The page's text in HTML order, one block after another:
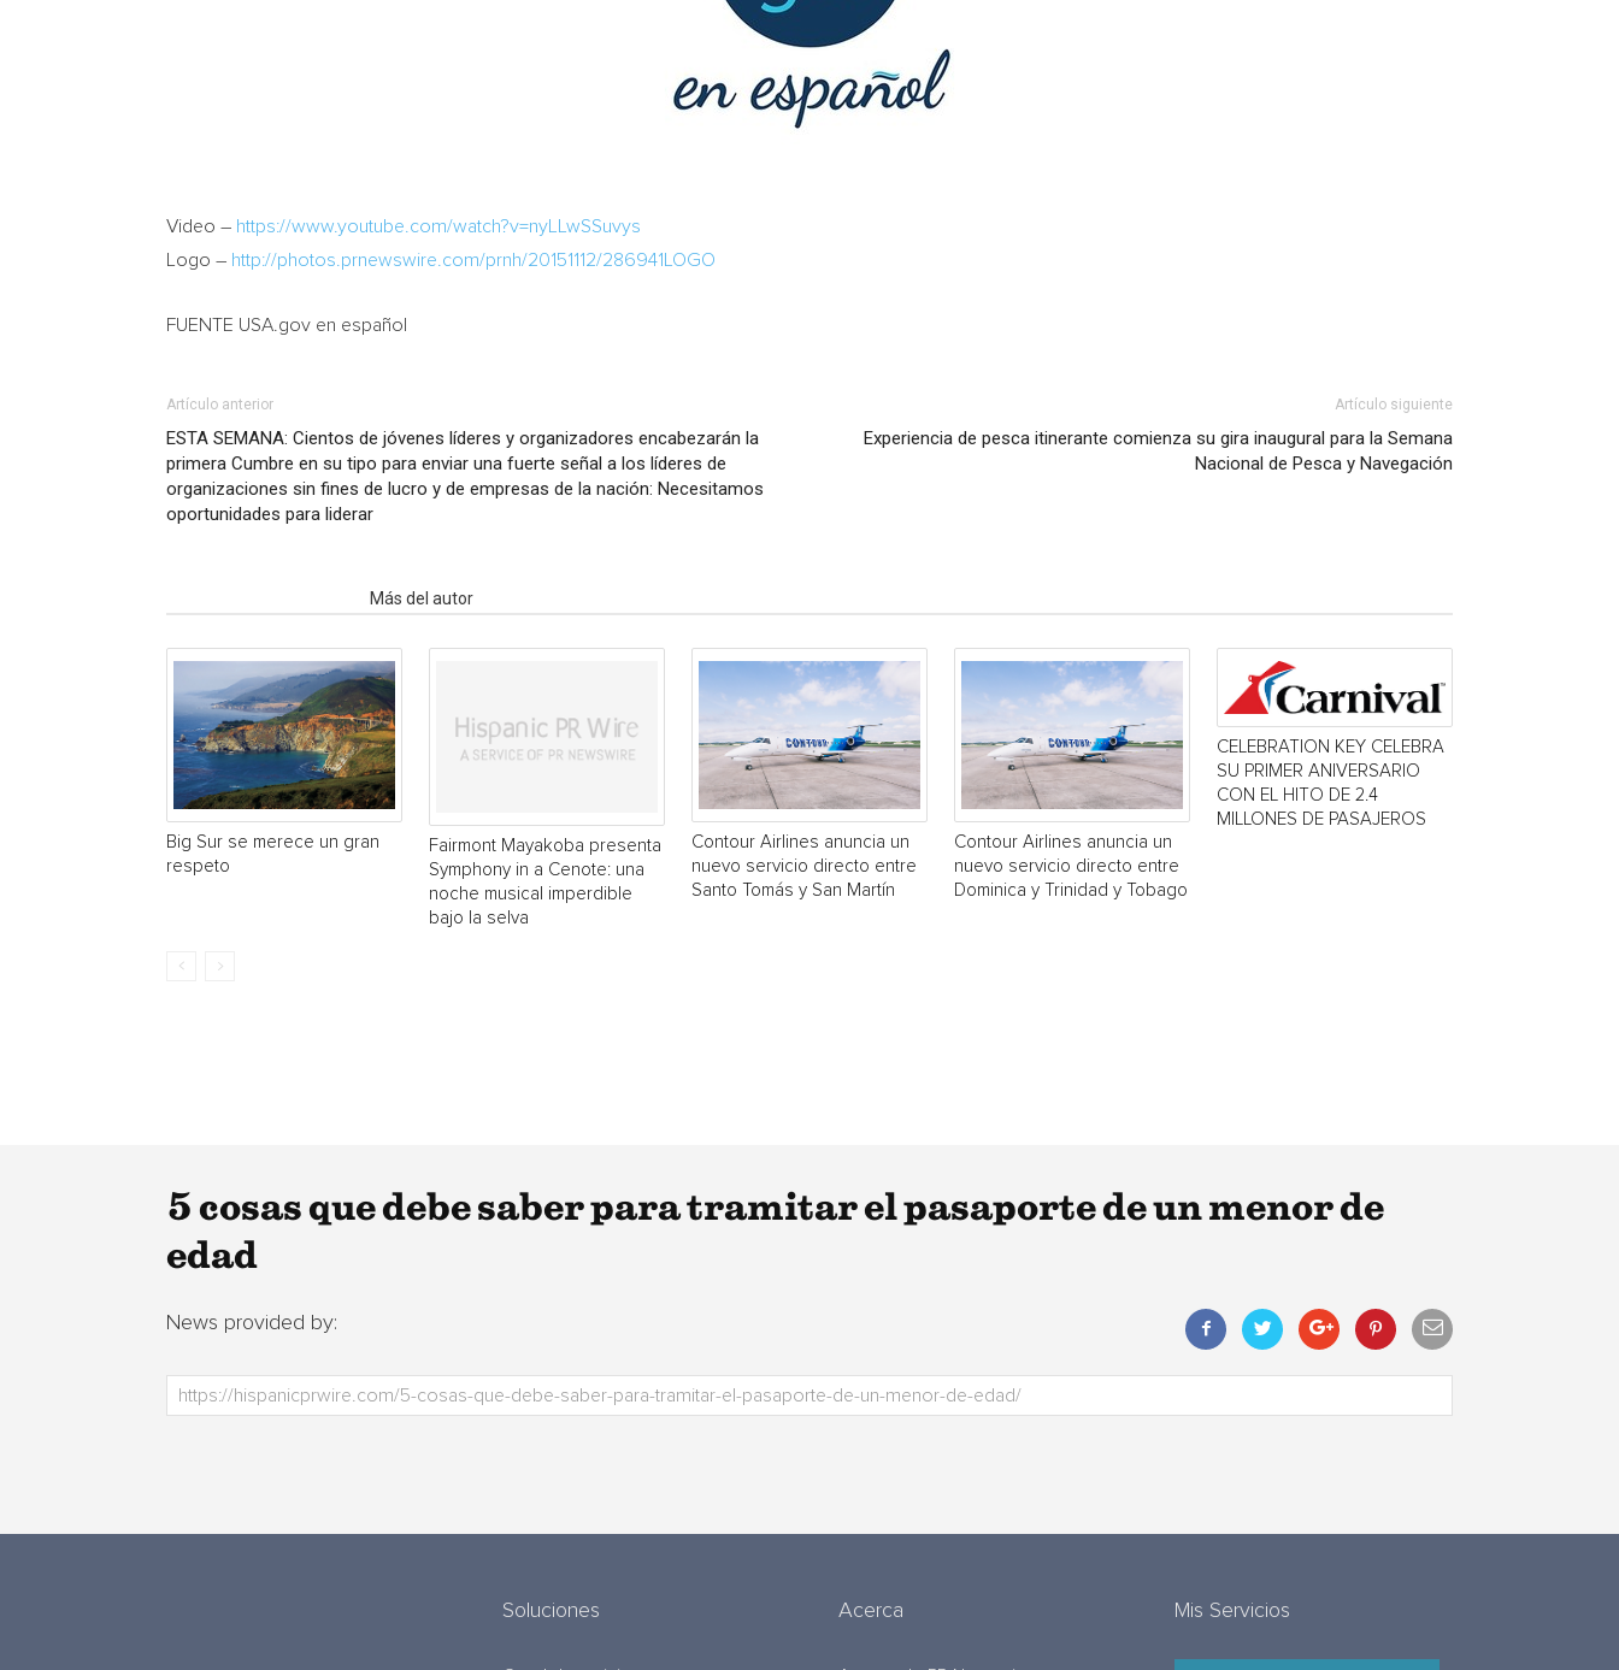
Video – https://www.youtube.com/watch?v=nyLLwSSuvys
Logo – http://photos.prnewswire.com/prnh/20151112/286941LOGO
FUENTE USA.gov en español
Artículo anterior
ESTA SEMANA: Cientos de jóvenes líderes y organizadores encabezarán la
primera Cumbre en su tipo para enviar una fuerte señal a los líderes de
organizaciones sin fines de lucro y de empresas de la nación: Necesitamos
oportunidades para liderar
Artículo siguiente
Experiencia de pesca itinerante comienza su gira inaugural para la Semana
Nacional de Pesca y Navegación
Más del autor
Big Sur se merece un gran
respeto
Fairmont Mayakoba presenta
Symphony in a Cenote: una
noche musical imperdible
bajo la selva
Contour Airlines anuncia un
nuevo servicio directo entre
Santo Tomás y San Martín
Contour Airlines anuncia un
nuevo servicio directo entre
Dominica y Trinidad y Tobago
CELEBRATION KEY CELEBRA
SU PRIMER ANIVERSARIO
CON EL HITO DE 2.4
MILLONES DE PASAJEROS
5 cosas que debe saber para tramitar el pasaporte de un menor de
edad
News provided by:
Soluciones Acerca Mis Servicios